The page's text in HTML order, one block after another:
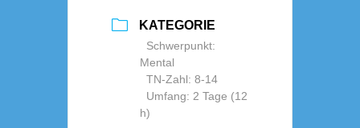
KATEGORIE
Schwerpunkt:
Mental
TN-Zahl: 8-14
Umfang: 2 Tage (12
h)